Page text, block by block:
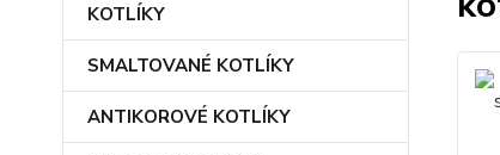
KOTLÍKY
SMALTOVANÉ KOTLÍKY
ANTIKOROVÉ KOTLÍKY